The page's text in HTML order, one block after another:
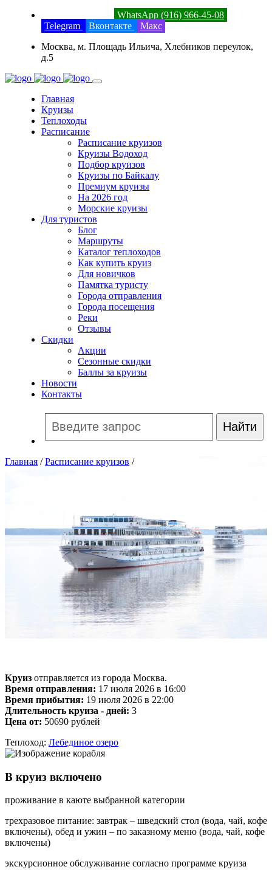
WhatsApp (916) 966-45-08
Telegram
Вконтакте
Макс
Москва, м. Площадь Ильича, Хлебников переулок,
д.5
Главная
Круизы
Теплоходы
Расписание
Расписание круизов
Круизы Водоход
Подбор круизов
Круизы по Байкалу
Премиум круизы
На 2026 год
Морские круизы
Для туристов
Блог
Маршруты
Каталог теплоходов
Как купить круиз
Для новичков
Памятка туристу
Города отправления
Города посещения
Реки
Отзывы
Скидки
Акции
Сезонные скидки
Баллы за круизы
Новости
Контакты
Главная /Расписание круизов /
Круиз отправляется из города Москва.
Время отправления: 17 июля 2026 в 16:00
Время прибытия: 19 июля 2026 в 22:00
Длительность круиза - дней: 3
Цена от: 50690 рублей
Теплоход: Лебединое озеро
В круиз включено
проживание в каюте выбранной категории
трехразовое питание: завтрак – шведский стол (вода, чай, кофе
включены), обед и ужин – по заказному меню (вода, чай, кофе
включены)
экскурсионное обслуживание согласно программе круиза